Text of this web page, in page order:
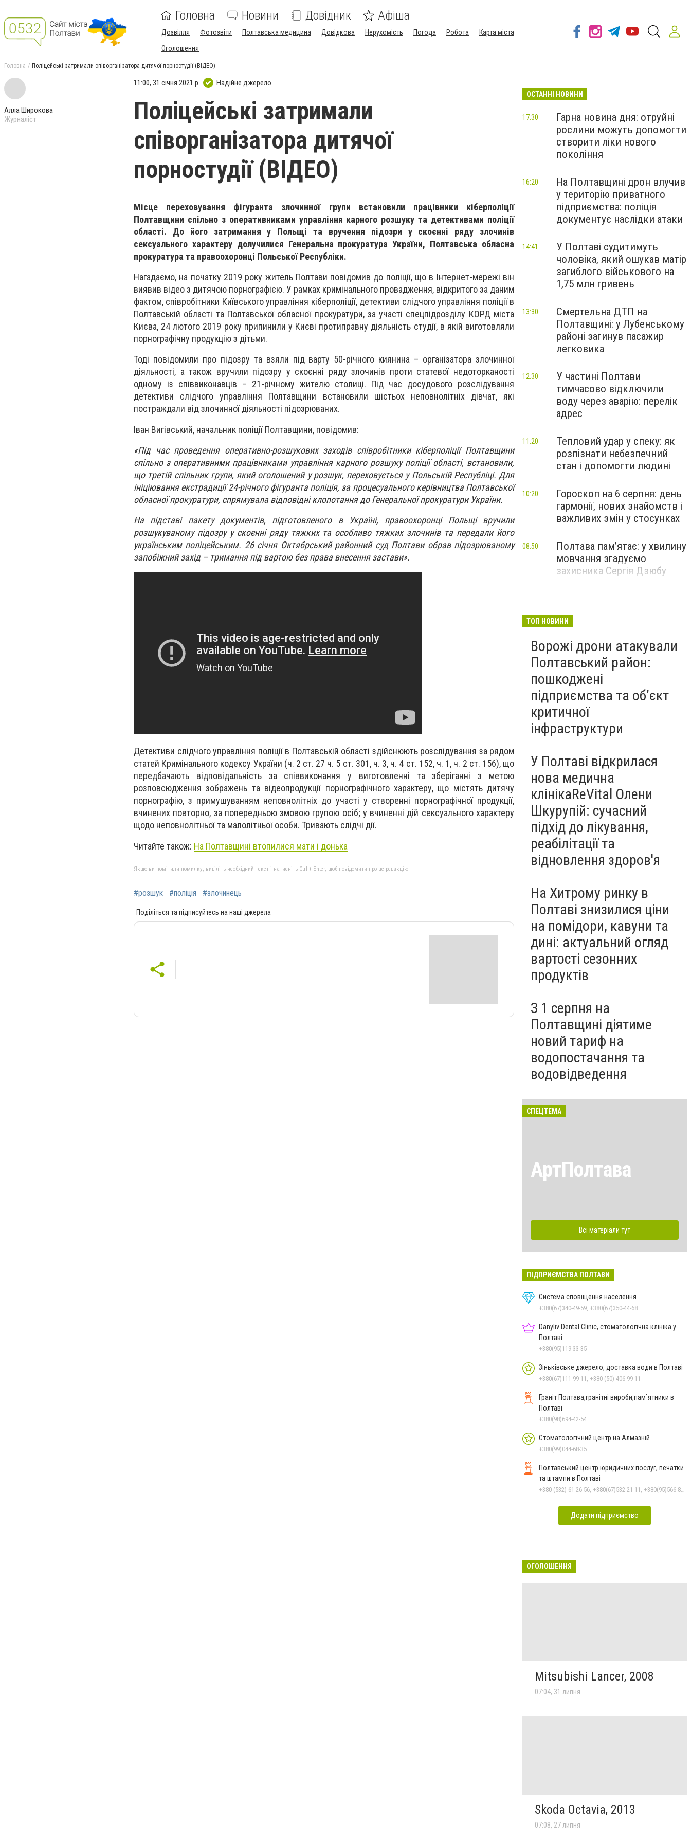
Головна Новини Довідник Афіша
Дозвілля Фотозвіти Полтавська медицина Довідкова Нерухомість Погода Робота
Карта міста
Оголошення
Головна Поліцейські затримали співорганізатора дитячої порностудії (ВІДЕО)
Алла Широкова
Журналіст
11:00, 31 січня 2021 р. Надійне джерело
Поліцейські затримали
співорганізатора дитячої
порностудії (ВІДЕО)
Місце переховування фігуранта злочинної групи встановили працівники кіберполіції
Полтавщини спільно з оперативниками управління карного розшуку та детективами поліції
області. До його затримання у Польщі та вручення підозри у скоєнні ряду злочинів
сексуального характеру долучилися Генеральна прокуратура України, Полтавська обласна
прокуратура та правоохоронці Польської Республіки.
Нагадаємо, на початку 2019 року житель Полтави повідомив до поліції, що в Інтернет-мережі він
виявив відео з дитячою порнографією. У рамках кримінального провадження, відкритого за даним
фактом, співробітники Київського управління кіберполіції, детективи слідчого управління поліції в
Полтавській області та Полтавської обласної прокуратури, за участі спецпідрозділу КОРД міста
Києва, 24 лютого 2019 року припинили у Києві протиправну діяльність студії, в якій виготовляли
порнографічну продукцію з дітьми.
Тоді повідомили про підозру та взяли під варту 50-річного киянина – організатора злочинної
діяльності, а також вручили підозру у скоєнні ряду злочинів проти статевої недоторканості
одному із співвиконавців – 21-річному жителю столиці. Під час досудового розслідування
детективи слідчого управління Полтавщини встановили шістьох неповнолітніх дівчат, які
постраждали від злочинної діяльності підозрюваних.
Іван Вигівський, начальник поліції Полтавщини, повідомив:
«Під час проведення оперативно-розшукових заходів співробітники кіберполіції Полтавщини
спільно з оперативними працівниками управління карного розшуку поліції області, встановили,
що третій спільник групи, який оголошений у розшук, переховується у Польській Республіці. Для
ініціювання екстрадиції 24-річного фігуранта поліція, за процесуального керівництва Полтавської
обласної прокуратури, спрямувала відповідні клопотання до Генеральної прокуратури України.
На підставі пакету документів, підготовленого в Україні, правоохоронці Польщі вручили
розшукуваному підозру у скоєнні ряду тяжких та особливо тяжких злочинів та передали його
українським поліцейським. 26 січня Октябрський районний суд Полтави обрав підозрюваному
запобіжний захід – тримання під вартою без права внесення застави».
Детективи слідчого управління поліції в Полтавській області здійснюють розслідування за рядом
статей Кримінального кодексу України (ч. 2 ст. 27 ч. 5 ст. 301, ч. 3, ч. 4 ст. 152, ч. 1, ч. 2 ст. 156), що
передбачають відповідальність за співвиконання у виготовленні та зберіганні з метою
розповсюдження зображень та відеопродукції порнографічного характеру, що містять дитячу
порнографію, з примушуванням неповнолітніх до участі у створенні порнографічної продукції,
вчинених повторно, за попередньою змовою групою осіб; у вчиненні дій сексуального характеру
щодо неповнолітньої та малолітньої особи. Тривають слідчі дії.
Читайте також: На Полтавщині втопилися мати і донька
Якщо ви помітили помилку, виділіть необхідний текст і натисніть Ctrl + Enter, щоб повідомити про це редакцію
#розшук #поліція #злочинець
Поділіться та підписуйтесь на наші джерела
ОСТАННІ НОВИНИ
Гарна новина дня: отруйні
рослини можуть допомогти
створити ліки нового
покоління
17:30
На Полтавщині дрон влучив
у територію приватного
підприємства: поліція
документує наслідки атаки
16:20
У Полтаві судитимуть
чоловіка, який ошукав матір
загиблого військового на
1,75 млн гривень
14:41
Смертельна ДТП на
Полтавщині: у Лубенському
районі загинув пасажир
легковика
13:30
У частині Полтави
тимчасово відключили
воду через аварію: перелік
адрес
12:30
Тепловий удар у спеку: як
розпізнати небезпечний
стан і допомогти людині
11:20
Гороскоп на 6 серпня: день
гармонії, нових знайомств і
важливих змін у стосунках
10:20
Полтава пам’ятає: у хвилину
мовчання згадуємо
захисника Сергія Дзюбу
08:50
ТОП НОВИНИ
Ворожі дрони атакували
Полтавський район:
пошкоджені
підприємства та об’єкт
критичної
інфраструктури
У Полтаві відкрилася
нова медична
клінікаReVital Олени
Шкурупій: сучасний
підхід до лікування,
реабілітації та
відновлення здоров'я
На Хитрому ринку в
Полтаві знизилися ціни
на помідори, кавуни та
дині: актуальний огляд
вартості сезонних
продуктів
З 1 серпня на
Полтавщині діятиме
новий тариф на
водопостачання та
водовідведення
СПЕЦТЕМА
АртПолтава
Всі матеріали тут
ПІДПРИЄМСТВА ПОЛТАВИ
Система сповіщення населення
+380(67)340-49-59, +380(67)350-44-68
Danyliv Dental Clinic, стоматологічна клініка у
Полтаві
+380(95)119-33-35
Зіньківське джерело, доставка води в Полтаві
+380(67)111-99-11, +380 (50) 406-99-11
Граніт Полтава,гранітні вироби,пам`ятники в
Полтаві
+380(98)694-42-54
Стоматологічний центр на Алмазній
+380(99)044-68-35
Полтавський центр юридичних послуг, печатки
та штампи в Полтаві
Додати підприємство
ОГОЛОШЕННЯ
Mitsubishi Lancer, 2008
07:04, 31 липня
Skoda Octavia, 2013
07:08, 27 липня